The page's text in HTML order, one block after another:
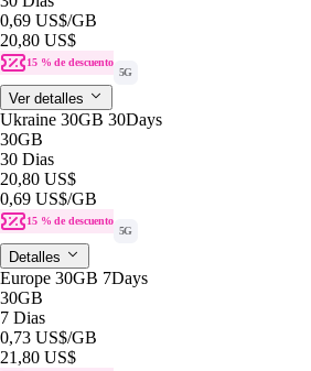
0,69 US$/GB
20,80 US$
15 % de descuento
5G
Ver detalles
Ukraine 30GB 30Days
30GB
30 Dias
20,80 US$
0,69 US$/GB
15 % de descuento
5G
Detalles
Europe 30GB 7Days
30GB
7 Dias
0,73 US$/GB
21,80 US$